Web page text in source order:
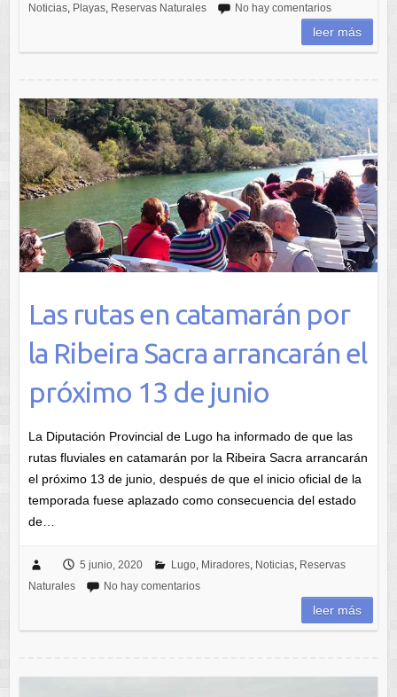
Noticias, Playas, Reservas Naturales No hay comentarios
leer más
Las rutas en catamarán por
la Ribeira Sacra arrancarán el
próximo 13 de junio
La Diputación Provincial de Lugo ha informado de que las
rutas fluviales en catamarán por la Ribeira Sacra arrancarán
el próximo 13 de junio, después de que el inicio oficial de la
temporada fuese aplazado como consecuencia del estado
de…
5 junio, 2020 Lugo, Miradores, Noticias, Reservas
Naturales
No hay comentarios
leer más